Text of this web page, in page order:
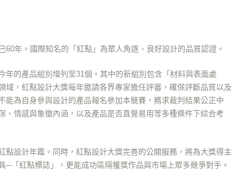
年。國際知名的「紅點」為眾人角逐、良好設計的品質認證。
的產品組別增列至31個。其中的新組別包含「材料與表面處
，紅點設計大獎每年邀請各界專家擔任評審，確保評斷品質以及
為自身參與設計的產品報名參加本競賽，務求裁判結果公正中
情感與象徵內涵，以及產品是否直覺易用等多種條件下綜合考
設計年鑑。同時，紅點設計大獎完善的公關服務，將為大獎得主
「紅點標誌」，更能成功區隔獲獎作品與市場上眾多競爭對手。